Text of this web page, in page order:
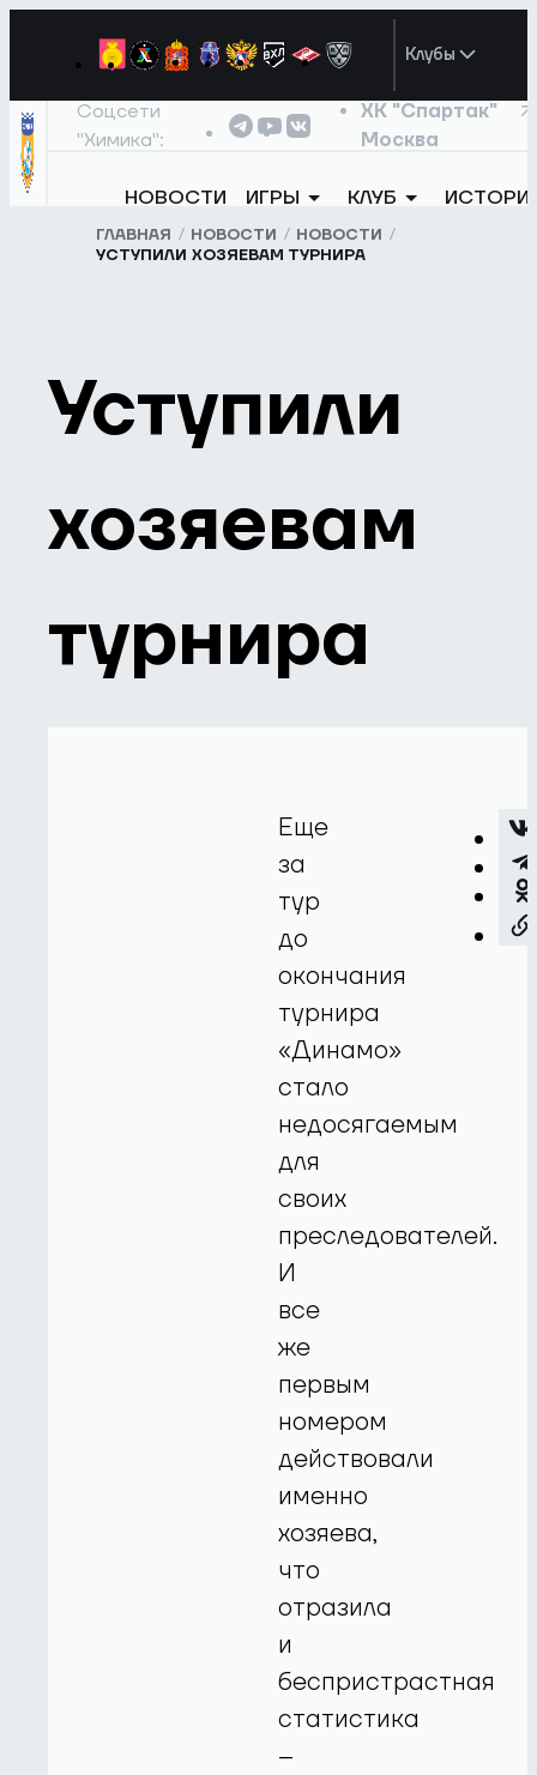
Клубы
Соцсети
"Химика":
ХК "Спартак"
Москва
НОВОСТИ ИГРЫ КЛУБ
ГЛАВНАЯ НОВОСТИ
НОВОСТИ
УСТУПИЛИ ХОЗЯЕВАМ ТУРНИРА
Уступили
хозяевам
турнира
Еще
за
тур
до
окончания
турнира
«Динамо»
стало
недосягаемым
для
своих
преследователей.
И
все
же
первым
номером
действовали
именно
хозяева,
что
отразила
и
беспристрастная
статистика
–